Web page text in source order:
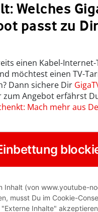
Welches
passt zu
einen Kabel-
möchtest einen TV-
Dann sichere Dir
zum Angebot erfährst
Mach mehr aus